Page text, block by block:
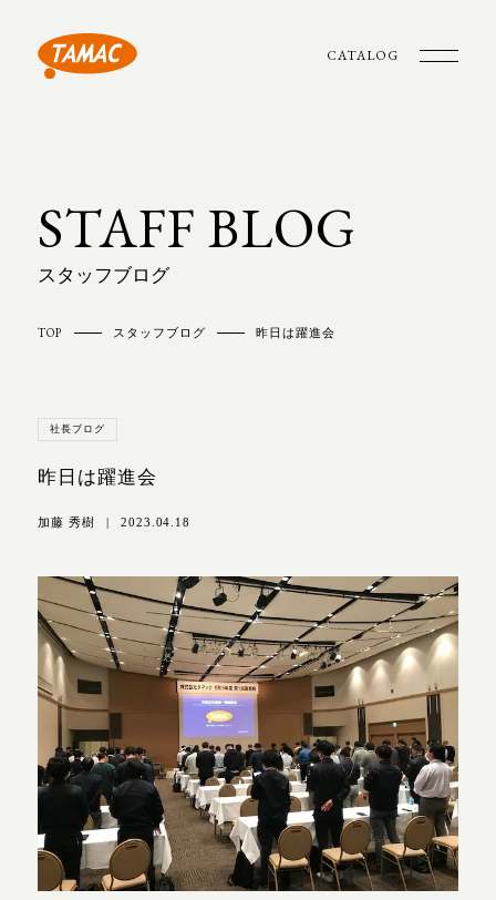
CATALOG
STAFF BLOG
スタッフブログ
TOP スタッフブログ 昨日は躍進会
社長ブログ
昨日は躍進会
加藤 秀樹 | 2023.04.18